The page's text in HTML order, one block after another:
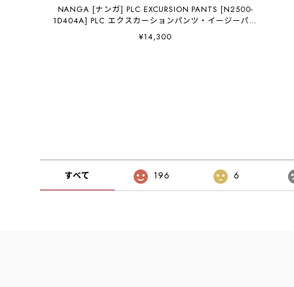
NANGA [ナンガ] PLC EXCURSION PANTS [N2500-
1D404A] PLC エクスカーションパンツ・イージーパン
ツ・パッカブル・ロングパンツ・テーパードシルエッ
ト・リップストップ構造・MEN'S [2026SS]
¥14,300
すべて 196 6